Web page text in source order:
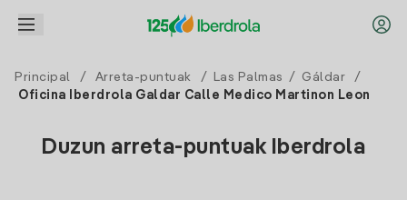
Principal / Arreta-puntuak / Las Palmas / Gáldar
/
Oficina Iberdrola Galdar Calle Medico Martinon Leon
Duzun arreta-puntuak Iberdrola